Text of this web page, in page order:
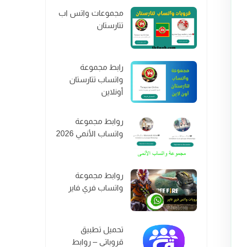
مجموعات واتس اب
تتارستان
رابط مجموعة
واتساب تتارستان
أونلاين
روابط مجموعة
واتساب الأنمي 2026
روابط مجموعة
واتساب فري فاير
تحميل تطبيق
قروباتي – روابط